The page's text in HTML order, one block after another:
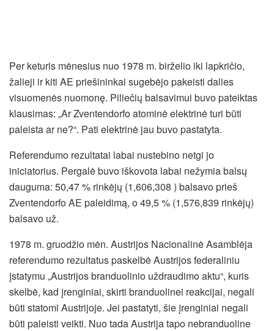
Per keturis mėnesius nuo 1978 m. birželio iki lapkričio,
žalieji ir kiti AE priešininkai sugebėjo pakeisti dalies
visuomenės nuomonę. Piliečių balsavimui buvo pateiktas
klausimas: „Ar Zventendorfo atominė elektrinė turi būti
paleista ar ne?“. Pati elektrinė jau buvo pastatyta.
Referendumo rezultatai labai nustebino netgi jo
iniciatorius. Pergalė buvo iškovota labai nežymia balsų
dauguma: 50,47 % rinkėjų (1,606,308 ) balsavo prieš
Zventendorfo AE paleidimą, o 49,5 % (1,576,839 rinkėjų)
balsavo už.
1978 m. gruodžio mėn. Austrijos Nacionalinė Asamblėja
referendumo rezultatus paskelbė Austrijos federaliniu
įstatymu „Austrijos branduolinio uždraudimo aktu“, kuris
skelbė, kad įrenginiai, skirti branduolinei reakcijai, negali
būti statomi Austrijoje. Jei pastatyti, šie įrenginiai negali
būti paleisti veikti. Nuo tada Austrija tapo nebranduoline